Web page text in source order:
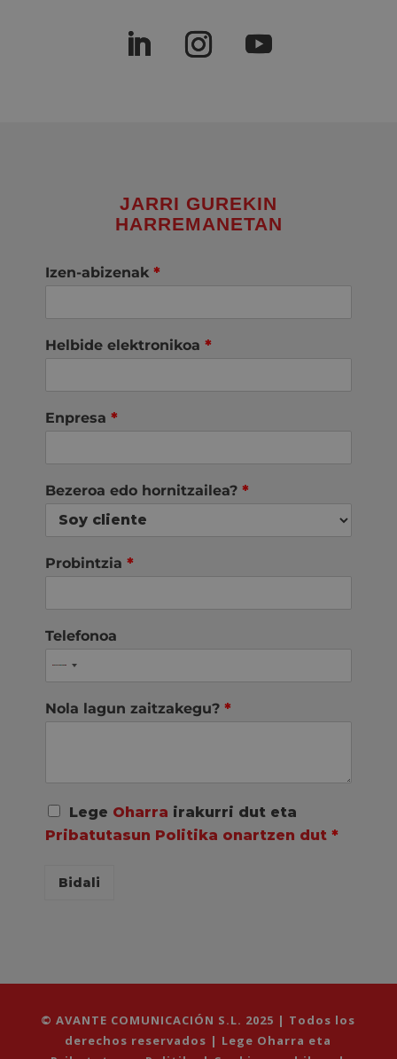
JARRI GUREKIN
HARREMANETAN
Izen-abizenak *
Helbide elektronikoa *
Enpresa *
Bezeroa edo hornitzailea? *
Probintzia *
Telefonoa
Nola lagun zaitzakegu? *
A
c
u
D
Lege Oharra irakurri dut eta
Pribatutasun Politika onartzen dut *
Bidali
© AVANTE COMUNICACIÓN S.L. 2025 | Todos los
derechos reservados | Lege Oharra eta